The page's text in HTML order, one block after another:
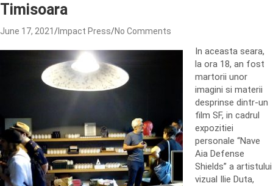
Timisoara
June 17, 2021 Impact Press No Comments
In aceasta seara,
la ora 18, an fost
martorii unor
imagini si materii
desprinse dintr-un
film SF, in cadrul
expozitiei
personale “Nave
Aia Defense
Shields” a artistului
vizual Ilie Duta,